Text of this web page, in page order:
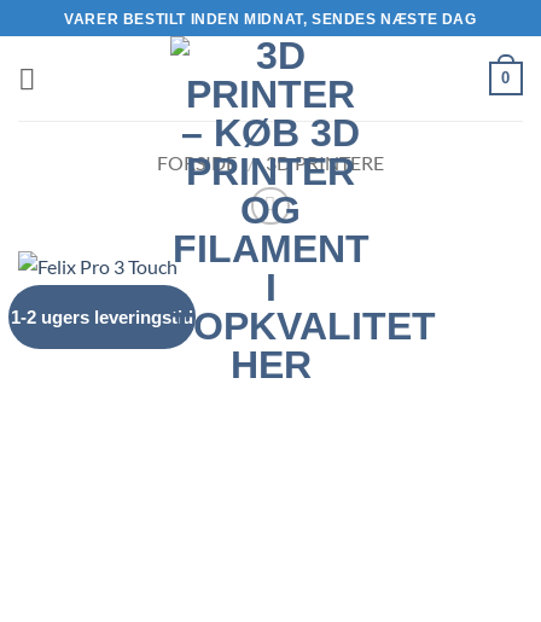
Fortsæt
til
indhold
VARER BESTILT INDEN MIDNAT, SENDES NÆSTE DAG
0
FORSIDE / 3D PRINTERE
1-2 ugers leveringstid